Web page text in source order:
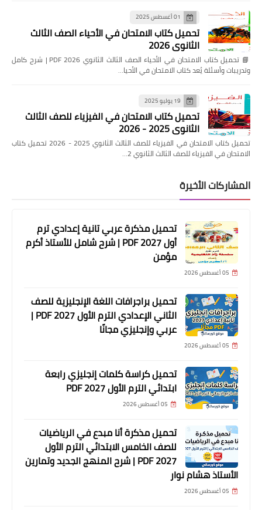
01 أغسطس 2025
تحميل كتاب الامتحان في الأحياء الصف الثالث
الثانوي 2026
📘 تحميل كتاب الامتحان في الأحياء الصف الثالث الثانوي 2026 PDF | شرح كامل
وتدريبات وأسئلة يُعد كتاب الامتحان في الأحيا…
19 يوليو 2025
تحميل كتاب الامتحان في الفيزياء للصف الثالث
الثانوي 2025 - 2026
تحميل كتاب الامتحان في الفيزياء للصف الثالث الثانوي 2025 - 2026 تحميل كتاب
الامتحان في الفيزياء للصف الثالث الثانوي 2…
المشاركات الأخيرة
تحميل مذكرة عربي تانية إعدادي ترم
أول 2027 PDF | شرح شامل للأستاذ أكرم
مؤمن
05 أغسطس 2026
تحميل براجرافات اللغة الإنجليزية للصف
الثاني الإعدادي الترم الأول 2027 PDF |
عربي وإنجليزي مجانًا
05 أغسطس 2026
تحميل كراسة كلمات إنجليزي رابعة
ابتدائي الترم الأول 2027 PDF
05 أغسطس 2026
تحميل مذكرة أنا مبدع في الرياضيات
للصف الخامس الابتدائي الترم الأول
2027 PDF | شرح المنهج الجديد وتمارين
الأستاذ هشام نوار
05 أغسطس 2026